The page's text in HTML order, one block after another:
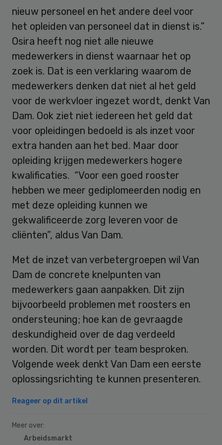
nieuw personeel en het andere deel voor
het opleiden van personeel dat in dienst is.”
Osira heeft nog niet alle nieuwe
medewerkers in dienst waarnaar het op
zoek is. Dat is een verklaring waarom de
medewerkers denken dat niet al het geld
voor de werkvloer ingezet wordt, denkt Van
Dam. Ook ziet niet iedereen het geld dat
voor opleidingen bedoeld is als inzet voor
extra handen aan het bed. Maar door
opleiding krijgen medewerkers hogere
kwalificaties. “Voor een goed rooster
hebben we meer gediplomeerden nodig en
met deze opleiding kunnen we
gekwalificeerde zorg leveren voor de
cliënten”, aldus Van Dam.
Met de inzet van verbetergroepen wil Van
Dam de concrete knelpunten van
medewerkers gaan aanpakken. Dit zijn
bijvoorbeeld problemen met roosters en
ondersteuning; hoe kan de gevraagde
deskundigheid over de dag verdeeld
worden. Dit wordt per team besproken.
Volgende week denkt Van Dam een eerste
oplossingsrichting te kunnen presenteren.
Reageer op dit artikel
Meer over:
Arbeidsmarkt